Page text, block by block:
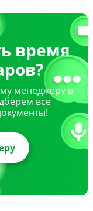
время
менеджеру в
все